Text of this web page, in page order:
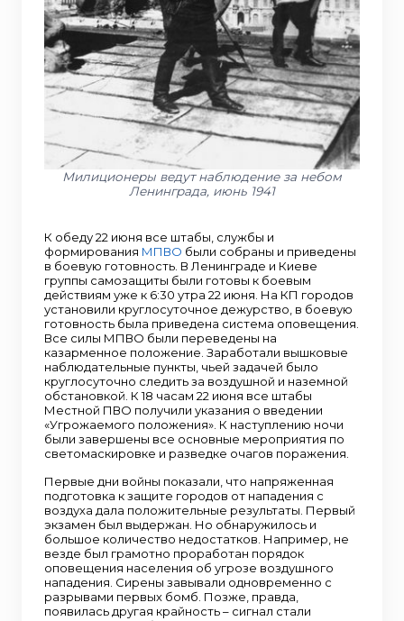
Милиционеры ведут наблюдение за небом
Ленинграда, июнь 1941
К обеду 22 июня все штабы, службы и
формирования МПВО были собраны и приведены
в боевую готовность. В Ленинграде и Киеве
группы самозащиты были готовы к боевым
действиям уже к 6:30 утра 22 июня. На КП городов
установили круглосуточное дежурство, в боевую
готовность была приведена система оповещения.
Все силы МПВО были переведены на
казарменное положение. Заработали вышковые
наблюдательные пункты, чьей задачей было
круглосуточно следить за воздушной и наземной
обстановкой. К 18 часам 22 июня все штабы
Местной ПВО получили указания о введении
«Угрожаемого положения». К наступлению ночи
были завершены все основные мероприятия по
светомаскировке и разведке очагов поражения.
Первые дни войны показали, что напряженная
подготовка к защите городов от нападения с
воздуха дала положительные результаты. Первый
экзамен был выдержан. Но обнаружилось и
большое количество недостатков. Например, не
везде был грамотно проработан порядок
оповещения населения об угрозе воздушного
нападения. Сирены завывали одновременно с
разрывами первых бомб. Позже, правда,
появилась другая крайность – сигнал стали